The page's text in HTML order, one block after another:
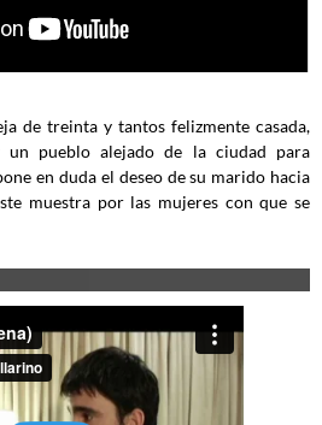
de treinta y tantos felizmente casada,
pueblo alejado de la ciudad para
en duda el deseo de su marido hacia
muestra por las mujeres con que se